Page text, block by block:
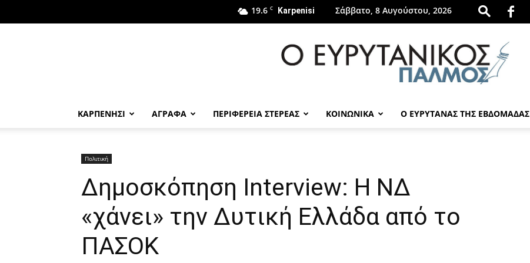
19.6 C Karpenisi Σάββατο, 8 Αυγούστου, 2026
ΚΑΡΠΕΝΗΣΙ ΑΓΡΑΦΑ ΠΕΡΙΦΕΡΕΙΑ ΣΤΕΡΕΑΣ ΚΟΙΝΩΝΙΚΑ Ο ΕΥΡΥΤΑΝΑΣ ΤΗΣ ΕΒΔΟΜΑΔΑΣ
Πολιτική
Δημοσκόπηση Interview: Η ΝΔ
«χάνει» την Δυτική Ελλάδα από το
ΠΑΣΟΚ